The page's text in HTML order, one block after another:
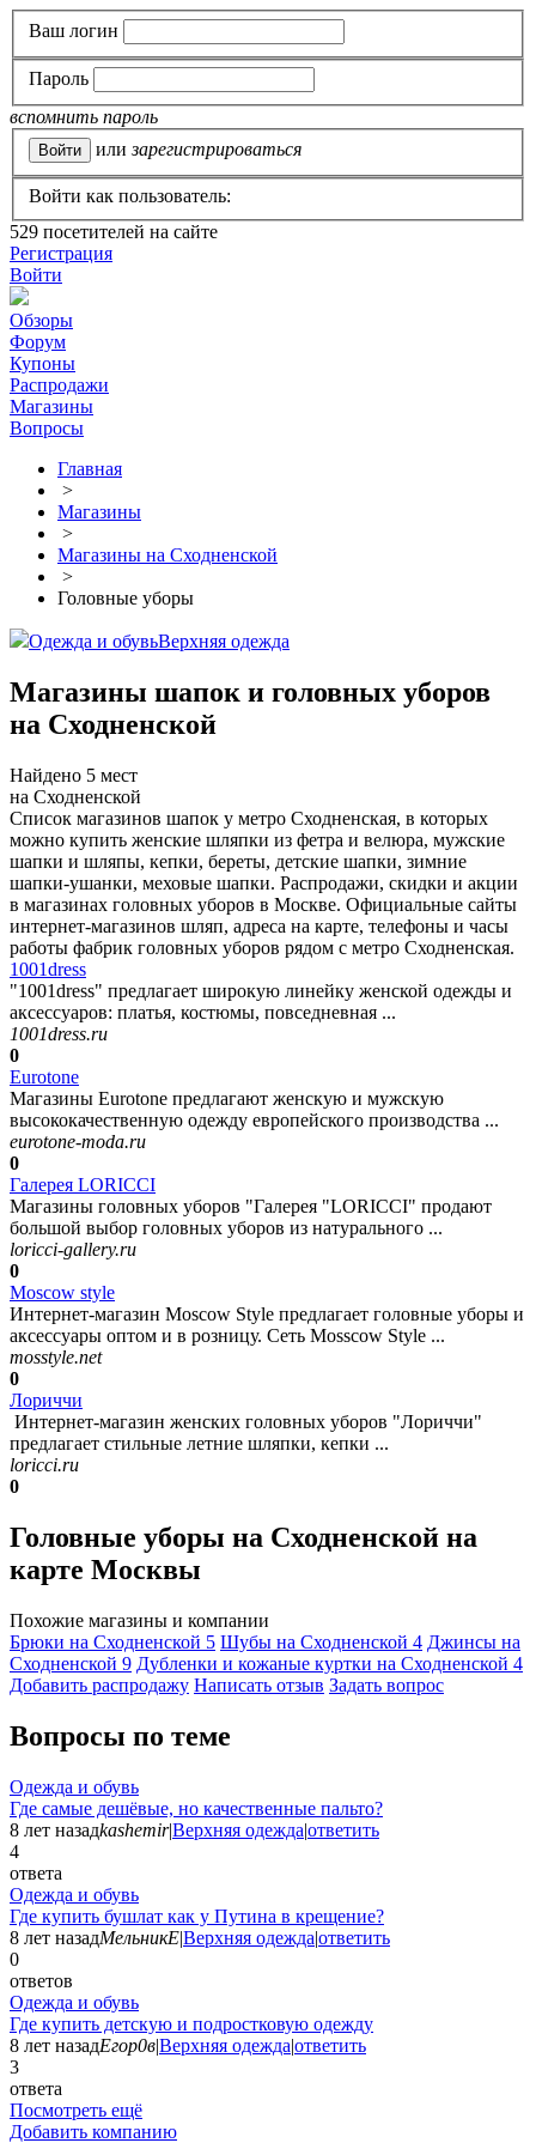
Ваш логин
Пароль
вспомнить пароль
или зарегистрироваться
Войти как пользователь:
529 посетителей на сайте
Регистрация
Войти
Обзоры
Форум
Купоны
Распродажи
Магазины
Вопросы
Главная
>
Магазины
>
Магазины на Сходненской
>
Головные уборы
Одежда и обувьВерхняя одежда
Магазины шапок и головных уборов
на Сходненской
Найдено 5 мест
на Сходненской
Список магазинов шапок у метро Сходненская, в которых
можно купить женские шляпки из фетра и велюра, мужские
шапки и шляпы, кепки, береты, детские шапки, зимние
шапки-ушанки, меховые шапки. Распродажи, скидки и акции
в магазинах головных уборов в Москве. Официальные сайты
интернет-магазинов шляп, адреса на карте, телефоны и часы
работы фабрик головных уборов рядом с метро Сходненская.
1001dress
"1001dress" предлагает широкую линейку женской одежды и
аксессуаров: платья, костюмы, повседневная ...
1001dress.ru
0
Eurotone
Магазины Eurotone предлагают женскую и мужскую
высококачественную одежду европейского производства ...
eurotone-moda.ru
0
Галерея LORICCI
Магазины головных уборов "Галерея "LORICCI" продают
большой выбор головных уборов из натурального ...
loricci-gallery.ru
0
Moscow style
Интернет-магазин Moscow Style предлагает головные уборы и
аксессуары оптом и в розницу. Сеть Mosscow Style ...
mosstyle.net
0
Лориччи
Интернет-магазин женских головных уборов "Лориччи"
предлагает стильные летние шляпки, кепки ...
loricci.ru
0
Головные уборы на Сходненской на
карте Москвы
Похожие магазины и компании
Брюки на Сходненской 5 Шубы на Сходненской 4 Джинсы на
Сходненской 9 Дубленки и кожаные куртки на Сходненской 4
Добавить раcпродажу Написать отзыв Задать вопрос
Вопросы по теме
Одежда и обувь
Где самые дешёвые, но качественные пальто?
8 лет назадkashemir|Верхняя одежда|ответить
4
ответа
Одежда и обувь
Где купить бушлат как у Путина в крещение?
8 лет назадМельникЕ|Верхняя одежда|ответить
0
ответов
Одежда и обувь
Где купить детскую и подростковую одежду
8 лет назадЕгор0в|Верхняя одежда|ответить
3
ответа
Посмотреть ещё
Добавить компанию